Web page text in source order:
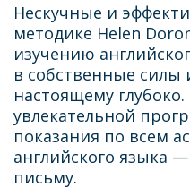
Нескучные и
методике Helen
изучению
в собственные силы
настоящему глубоко.
увлекательной
показания по всем
английского языка
письму.